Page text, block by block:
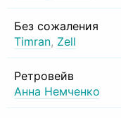
Без сожаления
Timran, Zell
Ретровейв
Анна Немченко